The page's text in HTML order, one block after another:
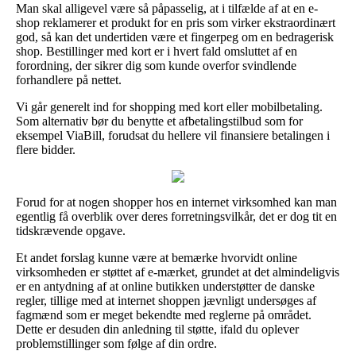
Man skal alligevel være så påpasselig, at i tilfælde af at en e-
shop reklamerer et produkt for en pris som virker ekstraordinært
god, så kan det undertiden være et fingerpeg om en bedragerisk
shop. Bestillinger med kort er i hvert fald omsluttet af en
forordning, der sikrer dig som kunde overfor svindlende
forhandlere på nettet.
Vi går generelt ind for shopping med kort eller mobilbetaling.
Som alternativ bør du benytte et afbetalingstilbud som for
eksempel ViaBill, forudsat du hellere vil finansiere betalingen i
flere bidder.
Forud for at nogen shopper hos en internet virksomhed kan man
egentlig få overblik over deres forretningsvilkår, det er dog tit en
tidskrævende opgave.
Et andet forslag kunne være at bemærke hvorvidt online
virksomheden er støttet af e-mærket, grundet at det almindeligvis
er en antydning af at online butikken understøtter de danske
regler, tillige med at internet shoppen jævnligt undersøges af
fagmænd som er meget bekendte med reglerne på området.
Dette er desuden din anledning til støtte, ifald du oplever
problemstillinger som følge af din ordre.